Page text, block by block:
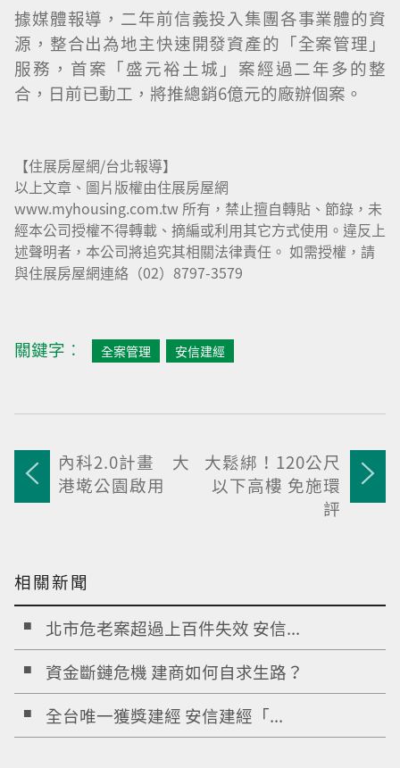
據媒體報導，二年前信義投入集團各事業體的資
源，整合出為地主快速開發資產的「全案管理」
服務，首案「盛元裕土城」案經過二年多的整
合，日前已動工，將推總銷6億元的廠辦個案。
【住展房屋網/台北報導】
以上文章、圖片版權由住展房屋網
www.myhousing.com.tw 所有，禁止擅自轉貼、節錄，未
經本公司授權不得轉載、摘編或利用其它方式使用。違反上
述聲明者，本公司將追究其相關法律責任。 如需授權，請
與住展房屋網連絡（02）8797-3579
關鍵字︰ 全案管理 安信建經
內科2.0計畫 大
港墘公園啟用
大鬆綁！120公尺
以下高樓 免施環
評
相關新聞
北市危老案超過上百件失效 安信...
資金斷鏈危機 建商如何自求生路？
全台唯一獲獎建經 安信建經「...